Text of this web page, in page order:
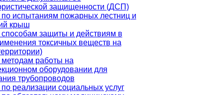
защищенности (ДСП)
испытаниям пожарных лестниц и
крыш
защиты и действиям в
токсичных веществ на
работы на
оборудовании для
трубопроводов
реализации социальных услуг